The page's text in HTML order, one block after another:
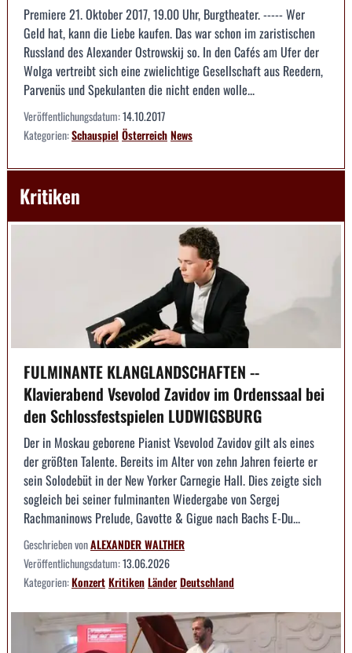
Premiere 21. Oktober 2017, 19.00 Uhr, Burgtheater. ----- Wer
Geld hat, kann die Liebe kaufen. Das war schon im zaristischen
Russland des Alexander Ostrowskij so. In den Cafés am Ufer der
Wolga vertreibt sich eine zwielichtige Gesellschaft aus Reedern,
Parvenüs und Spekulanten die nicht enden wolle...
Veröffentlichungsdatum:14.10.2017
Kategorien:Schauspiel ÖsterreichNews
Kritiken
FULMINANTE KLANGLANDSCHAFTEN --
Klavierabend Vsevolod Zavidov im Ordenssaal bei
den Schlossfestspielen LUDWIGSBURG
Der in Moskau geborene Pianist Vsevolod Zavidov gilt als eines
der größten Talente. Bereits im Alter von zehn Jahren feierte er
sein Solodebüt in der New Yorker Carnegie Hall. Dies zeigte sich
sogleich bei seiner fulminanten Wiedergabe von Sergej
Rachmaninows Prelude, Gavotte & Gigue nach Bachs E-Du...
Geschrieben vonALEXANDER WALTHER
Veröffentlichungsdatum:13.06.2026
Kategorien:KonzertKritikenLänderDeutschland